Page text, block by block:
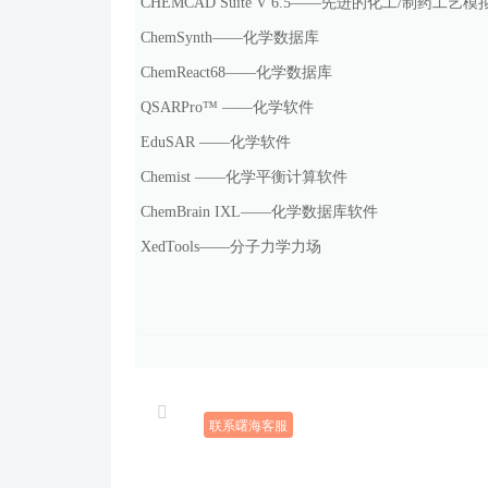
ChemSynth——化学数据库
ChemReact68——化学数据库
QSARPro™ ——化学软件
EduSAR ——化学软件
Chemist ——化学平衡计算软件
ChemBrain IXL——化学数据库软件
XedTools——分子力学力场
联系曙海客服